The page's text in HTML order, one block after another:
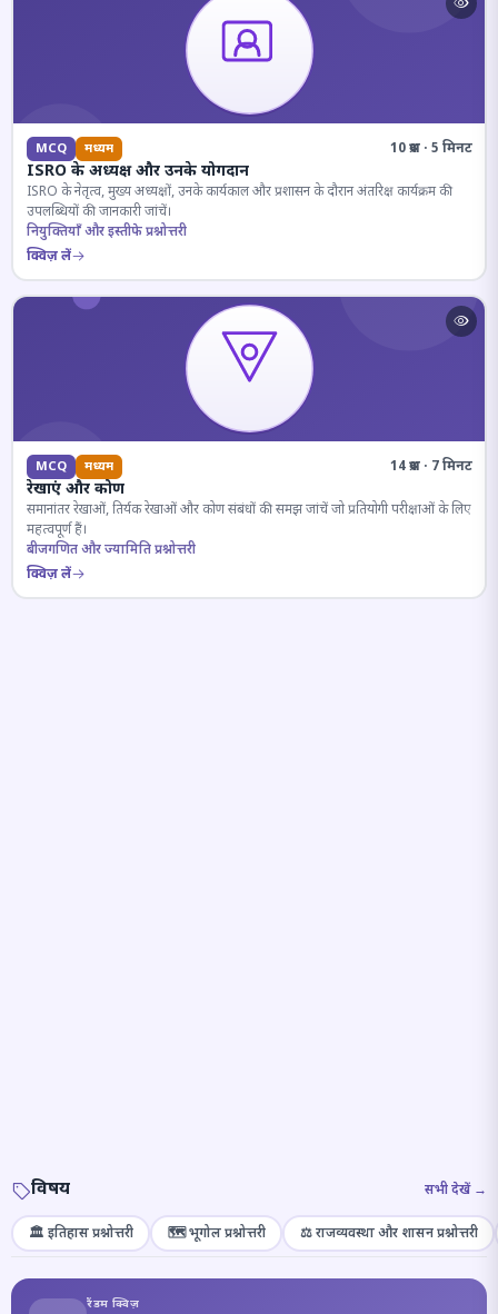
MCQ मध्यम 10 प्रश्न · 5 मिनट
ISRO के अध्यक्ष और उनके योगदान
ISRO के नेतृत्व, मुख्य अध्यक्षों, उनके कार्यकाल और प्रशासन के दौरान अंतरिक्ष कार्यक्रम की
उपलब्धियों की जानकारी जांचें।
नियुक्तियाँ और इस्तीफे प्रश्नोत्तरी
क्विज़ लें
MCQ मध्यम 14 प्रश्न · 7 मिनट
रेखाएं और कोण
समानांतर रेखाओं, तिर्यक रेखाओं और कोण संबंधों की समझ जांचें जो प्रतियोगी परीक्षाओं के लिए
महत्वपूर्ण हैं।
बीजगणित और ज्यामिति प्रश्नोत्तरी
क्विज़ लें
विषय सभी देखें →
🏛️ इतिहास प्रश्नोत्तरी 🗺️ भूगोल प्रश्नोत्तरी ⚖️ राजव्यवस्था और शासन प्रश्नोत्तरी
रैंडम क्विज़